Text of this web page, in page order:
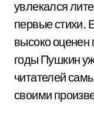
увлекался
первые стихи.
высоко
годы Пушкин
читателей
своими